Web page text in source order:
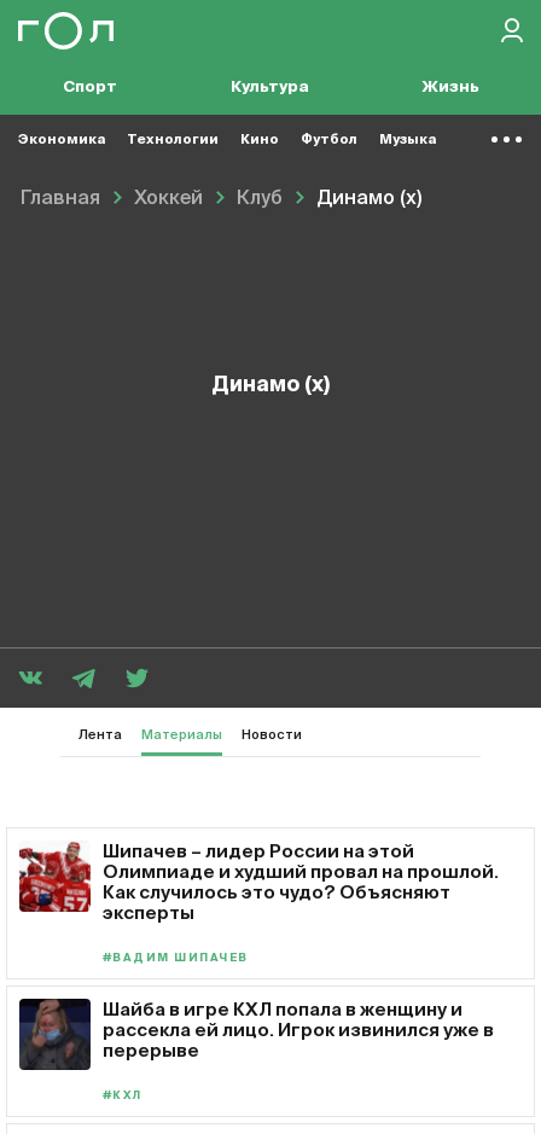
Спорт Культура Жизнь
Экономика Технологии Кино Футбол Музыка
Главная Хоккей Клуб Динамо (х)
Динамо (х)
Лента Материалы Новости
Шипачев – лидер России на этой
Олимпиаде и худший провал на прошлой.
Как случилось это чудо? Объясняют
эксперты
#ВАДИМ ШИПАЧЕВ
Шайба в игре КХЛ попала в женщину и
рассекла ей лицо. Игрок извинился уже в
перерыве
#КХЛ